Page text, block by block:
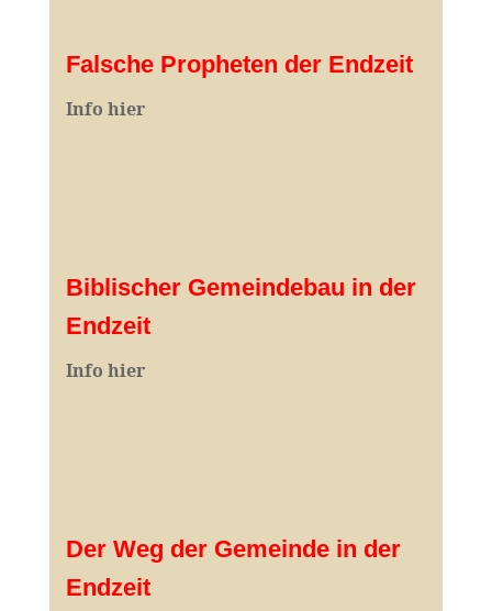
Falsche Propheten der Endzeit
Info hier
Biblischer Gemeindebau in der
Endzeit
Info hier
Der Weg der Gemeinde in der
Endzeit